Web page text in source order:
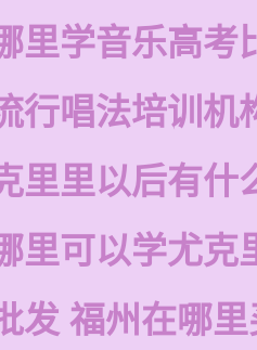
里学音乐高考
行唱法培训机
里里以后有什
里可以学尤克
发 福州在哪